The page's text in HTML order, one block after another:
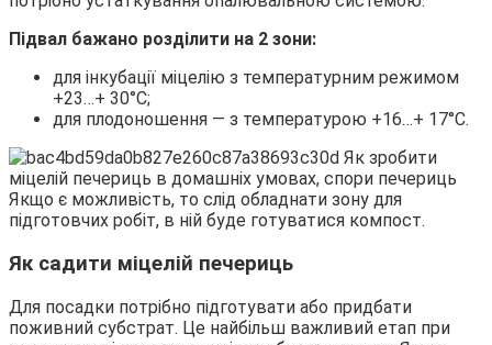
Підвал бажано розділити на 2 зони:
для інкубації міцелію з температурним режимом
+23…+ 30°С;
для плодоношення — з температурою +16…+ 17°С.
Якщо є можливість, то слід обладнати зону для
підготовчих робіт, в ній буде готуватися компост.
Як садити міцелій печериць
Для посадки потрібно підготувати або придбати
поживний субстрат. Це найбільш важливий етап при